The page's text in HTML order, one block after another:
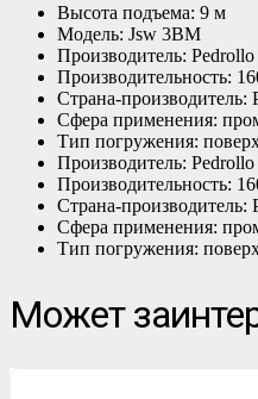
Высота подъема: 9 м
Модель: Jsw 3BM
Производитель: Pedrollo
Производительность:
Страна-производитель:
Сфера применения:
Тип погружения:
Производитель: Pedrollo
Производительность:
Страна-производитель:
Сфера применения:
Тип погружения:
Может